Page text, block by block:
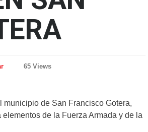
65 Views
de San Francisco Gotera,
de la Fuerza Armada y de la